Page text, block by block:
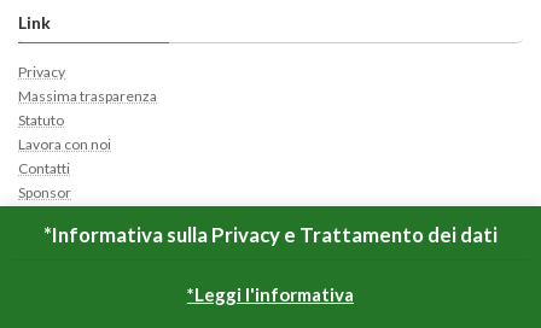
Link
Privacy
Massima trasparenza
Statuto
Lavora con noi
Contatti
Sponsor
Apri Ticket
*Informativa sulla Privacy e Trattamento dei dati
*Leggi l'informativa